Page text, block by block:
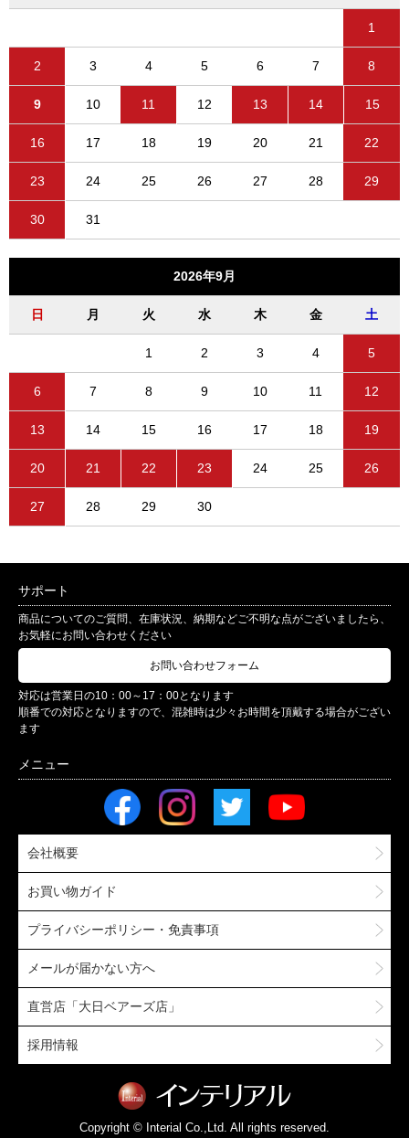
1
2 3 4 5 6 7 8
9 10 11 12 13 14 15
16 17 18 19 20 21 22
23 24 25 26 27 28 29
30 31
2026年9月
日 月 火 水 木 金 土
1 2 3 4 5
6 7 8 9 10 11 12
13 14 15 16 17 18 19
20 21 22 23 24 25 26
27 28 29 30
サポート
商品についてのご質問、在庫状況、納期などご不明な点がございましたら、
お気軽にお問い合わせください
お問い合わせフォーム
対応は営業日の10：00～17：00となります
順番での対応となりますので、混雑時は少々お時間を頂戴する場合がござい
ます
会社概要
お買い物ガイド
プライバシーポリシー・免責事項
メールが届かない方へ
直営店「大日ベアーズ店」
採用情報
Copyright © Interial Co.,Ltd. All rights reserved.